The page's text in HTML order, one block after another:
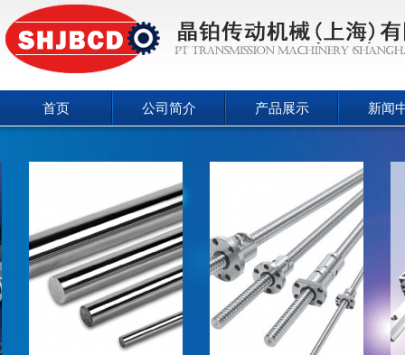
首页 公司简介 产品展示 新闻